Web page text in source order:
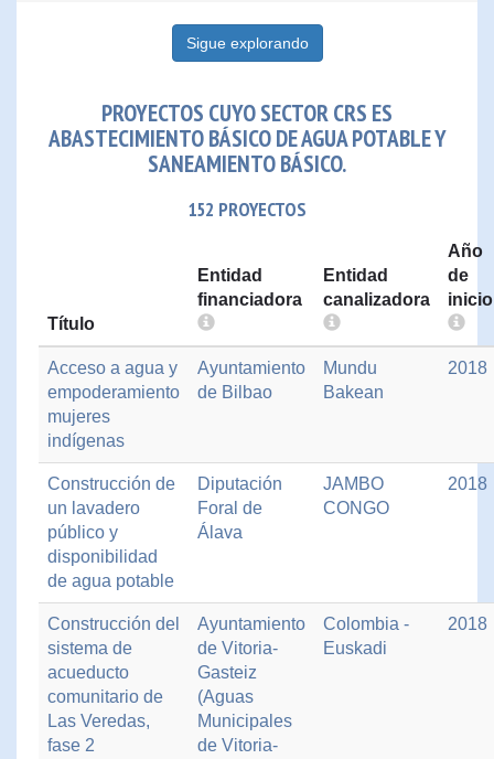
Sigue explorando
PROYECTOS CUYO SECTOR CRS ES
ABASTECIMIENTO BÁSICO DE AGUA POTABLE Y
SANEAMIENTO BÁSICO.
152 PROYECTOS
Título
Entidad
financiadora
Entidad
canalizadora
Año
de
inicio
Acceso a agua y
empoderamiento
mujeres
indígenas
Ayuntamiento
de Bilbao
Mundu
Bakean
2018
Construcción de
un lavadero
público y
disponibilidad
de agua potable
Diputación
Foral de
Álava
JAMBO
CONGO
2018
Construcción del
sistema de
acueducto
comunitario de
Las Veredas,
fase 2
Ayuntamiento
de Vitoria-
Gasteiz
(Aguas
Municipales
de Vitoria-
Colombia -
Euskadi
2018